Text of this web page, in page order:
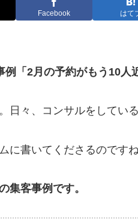
Facebook はて
「2月の予約がもう10人
日々、コンサルをしてい
に書いてくださるのですね
集客事例です。